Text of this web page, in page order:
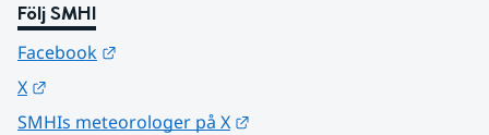
Följ SMHI
Facebook
X
SMHIs meteorologer på X